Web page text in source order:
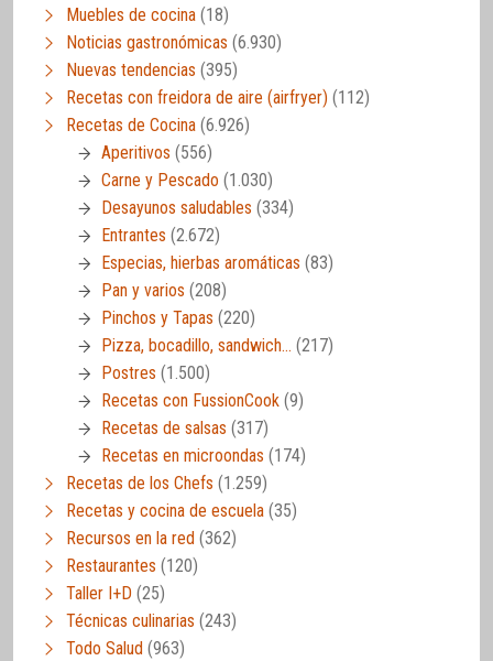
Muebles de cocina (18)
Noticias gastronómicas (6.930)
Nuevas tendencias (395)
Recetas con freidora de aire (airfryer) (112)
Recetas de Cocina (6.926)
Aperitivos (556)
Carne y Pescado (1.030)
Desayunos saludables (334)
Entrantes (2.672)
Especias, hierbas aromáticas (83)
Pan y varios (208)
Pinchos y Tapas (220)
Pizza, bocadillo, sandwich… (217)
Postres (1.500)
Recetas con FussionCook (9)
Recetas de salsas (317)
Recetas en microondas (174)
Recetas de los Chefs (1.259)
Recetas y cocina de escuela (35)
Recursos en la red (362)
Restaurantes (120)
Taller I+D (25)
Técnicas culinarias (243)
Todo Salud (963)